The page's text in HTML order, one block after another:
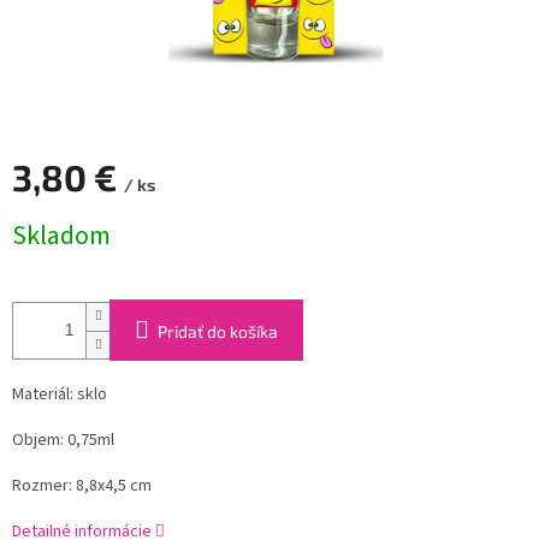
3,80 € / ks
cena:
Skladom
Pridať do košíka
Materiál: sklo
Objem: 0,75ml
Rozmer: 8,8x4,5 cm
Detailné informácie